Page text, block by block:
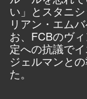
い」とスタニ
リアン・エム
お、FCBのヴ
定への抗議で
ジェルマンと
た。